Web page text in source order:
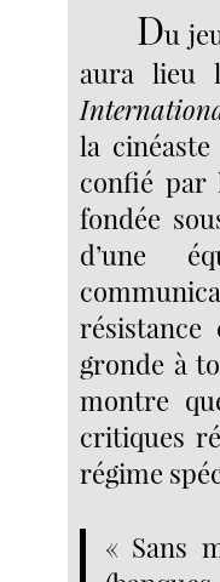
Du
aura lieu
la
confié par
fondée
d’une
gronde à
montre
critiques
régime
« Sans